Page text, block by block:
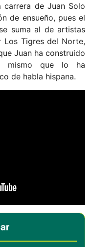
carrera de Juan Solo
de ensueño, pues el
suma al de artistas
Los Tigres del Norte,
Juan ha construido
mismo que lo ha
de habla hispana.